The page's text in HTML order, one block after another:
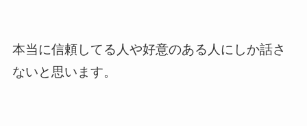
本当に信頼してる人や好意のある人にしか話さ
ないと思います。